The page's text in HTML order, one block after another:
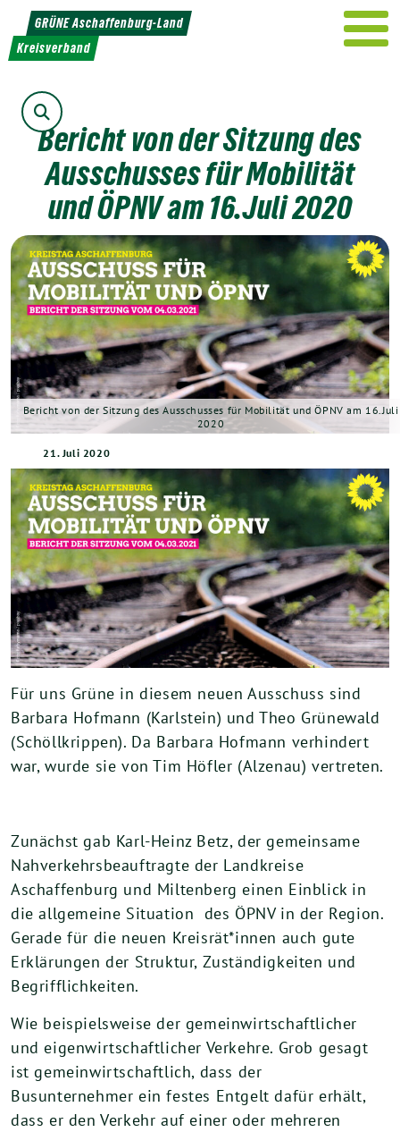
Weiter
zum
Inhalt
GRÜNE Aschaffenburg-Land
Kreisverband
Suche
Bericht von der Sitzung des
Ausschusses für Mobilität
und ÖPNV am 16.Juli 2020
Bericht von der Sitzung des Ausschusses für Mobilität und ÖPNV am 16.Juli
2020
21. Juli 2020
Für uns Grüne in diesem neuen Ausschuss sind
Barbara Hofmann (Karlstein) und Theo Grünewald
(Schöllkrippen). Da Barbara Hofmann verhindert
war, wurde sie von Tim Höfler (Alzenau) vertreten.
Zunächst gab Karl-Heinz Betz, der gemeinsame
Nahverkehrsbeauftragte der Landkreise
Aschaffenburg und Miltenberg einen Einblick in
die allgemeine Situation des ÖPNV in der Region.
Gerade für die neuen Kreisrät*innen auch gute
Erklärungen der Struktur, Zuständigkeiten und
Begrifflichkeiten.
Wie beispielsweise der gemeinwirtschaftlicher
und eigenwirtschaftlicher Verkehre. Grob gesagt
ist gemeinwirtschaftlich, dass der
Busunternehmer ein festes Entgelt dafür erhält,
dass er den Verkehr auf einer oder mehreren